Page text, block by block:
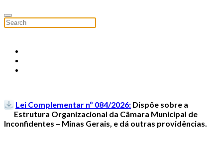
Lei Complementar nº 084/2026: Dispõe sobre a
Estrutura Organizacional da Câmara Municipal de
Inconfidentes – Minas Gerais, e dá outras providências.